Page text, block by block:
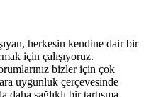
herkesin kendine dair bir
için çalışıyoruz.
bizler için çok
uygunluk çerçevesinde
sağlıklı bir tartışma